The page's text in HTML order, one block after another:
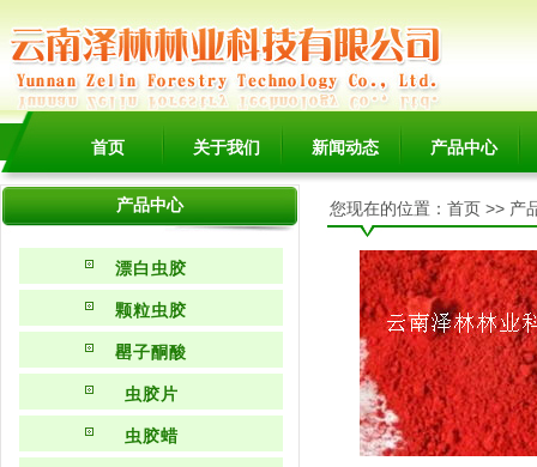
首页 关于我们 新闻动态 产品中心
产品中心
漂白虫胶
颗粒虫胶
罌子酮酸
虫胶片
虫胶蜡
您现在的位置： 首页 >> 产